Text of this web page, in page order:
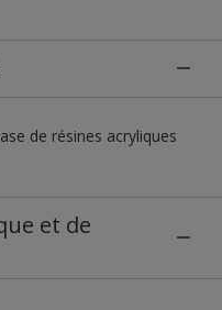
de résines acryliques
et de